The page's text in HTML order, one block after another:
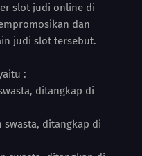
slot judi online di
dan
judi slot tersebut.
:
ditangkap di
swasta, ditangkap di